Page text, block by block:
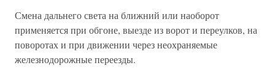
Смена дальнего света на ближний или наоборот
применяется при обгоне, выезде из ворот и переулков, на
поворотах и при движении через неохраняемые
железнодорожные переезды.